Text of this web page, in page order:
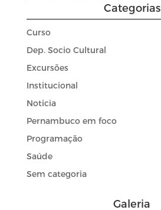
Categorias
Curso
Dep. Socio Cultural
Excursões
Institucional
Noticia
Pernambuco em foco
Programação
Saúde
Sem categoria
Galeria